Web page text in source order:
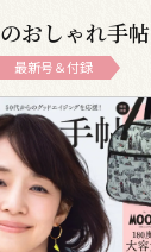
おしゃれ手帖
最新号＆付録